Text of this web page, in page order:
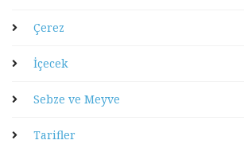
Çerez
İçecek
Sebze ve Meyve
Tarifler